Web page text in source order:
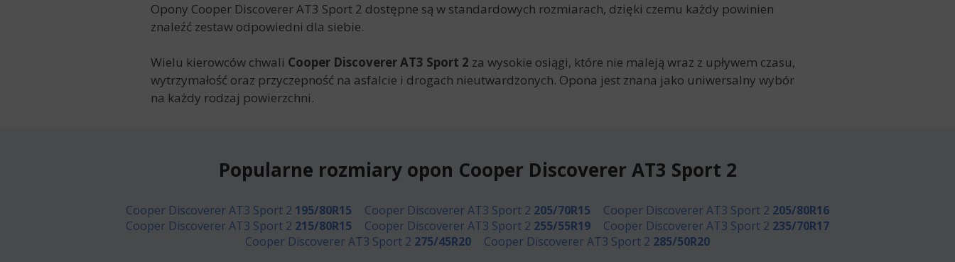
Opony Cooper Discoverer AT3 Sport 2 dostępne są w standardowych rozmiarach, dzięki czemu każdy powinien
znaleźć zestaw odpowiedni dla siebie.
Wielu kierowców chwali Cooper Discoverer AT3 Sport 2 za wysokie osiągi, które nie maleją wraz z upływem czasu,
wytrzymałość oraz przyczepność na asfalcie i drogach nieutwardzonych. Opona jest znana jako uniwersalny wybór
na każdy rodzaj powierzchni.
Popularne rozmiary opon Cooper Discoverer AT3 Sport 2
Cooper Discoverer AT3 Sport 2 195/80R15 Cooper Discoverer AT3 Sport 2 205/70R15 Cooper Discoverer AT3 Sport 2 205/80R16
Cooper Discoverer AT3 Sport 2 215/80R15 Cooper Discoverer AT3 Sport 2 255/55R19 Cooper Discoverer AT3 Sport 2 235/70R17
Cooper Discoverer AT3 Sport 2 275/45R20 Cooper Discoverer AT3 Sport 2 285/50R20